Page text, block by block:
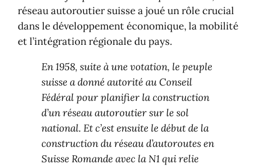
réseau autoroutier suisse a joué un rôle crucial
dans le développement économique, la mobilité
et l’intégration régionale du pays.
En 1958, suite à une votation, le peuple
suisse a donné autorité au Conseil
Fédéral pour planifier la construction
d’un réseau autoroutier sur le sol
national. Et c’est ensuite le début de la
construction du réseau d’autoroutes en
Suisse Romande avec la N1 qui relie